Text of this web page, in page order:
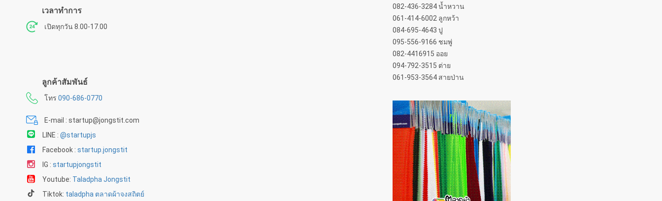
เวลาทำการ
เปิดทุกวัน 8.00-17.00
ลูกค้าสัมพันธ์
โทร090-686-0770
E-mail : startup@jongstit.com
LINE : @startupjs
Facebook : startup.jongstit
IG : startupjongstit
Youtube: Taladpha Jongstit
Tiktok: taladpha ตลาดผ้าจงสถิตย์
082-436-3284 น้ำหวาน
061-414-6002 ลูกหว้า
084-695-4643 ปู
095-556-9166​ ชมพู่
082-4416915 ออย
094-792-3515 ต่าย
061-953-3564 สายป่าน